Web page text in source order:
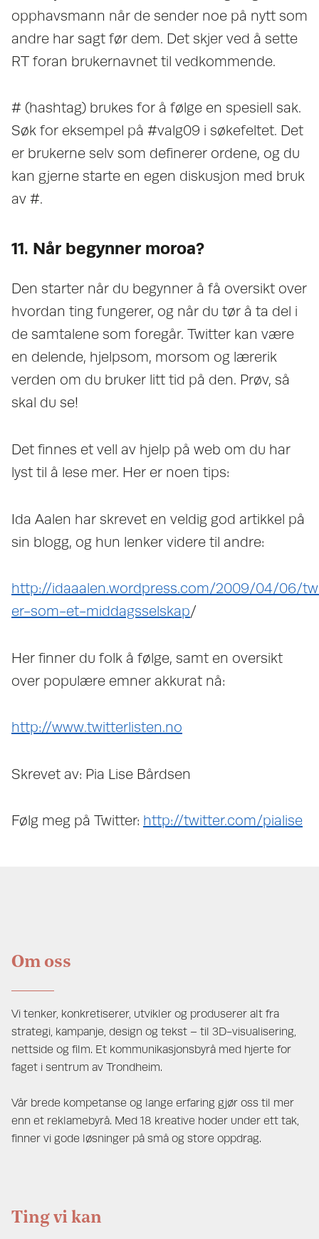
opphavsmann når de sender noe på nytt som
andre har sagt før dem. Det skjer ved å sette
RT foran brukernavnet til vedkommende.
# (hashtag) brukes for å følge en spesiell sak.
Søk for eksempel på #valg09 i søkefeltet. Det
er brukerne selv som definerer ordene, og du
kan gjerne starte en egen diskusjon med bruk
av #.
11. Når begynner moroa?
Den starter når du begynner å få oversikt over
hvordan ting fungerer, og når du tør å ta del i
de samtalene som foregår. Twitter kan være
en delende, hjelpsom, morsom og lærerik
verden om du bruker litt tid på den. Prøv, så
skal du se!
Det finnes et vell av hjelp på web om du har
lyst til å lese mer. Her er noen tips:
Ida Aalen har skrevet en veldig god artikkel på
sin blogg, og hun lenker videre til andre:
http://idaaalen.wordpress.com/2009/04/06/
er-som-et-middagsselskap/
Her finner du folk å følge, samt en oversikt
over populære emner akkurat nå:
http://www.twitterlisten.no
Skrevet av: Pia Lise Bårdsen
Følg meg på Twitter: http://twitter.com/pialise
Om oss
Vi tenker, konkretiserer, utvikler og produserer alt fra
strategi, kampanje, design og tekst – til 3D-visualisering,
nettside og film. Et kommunikasjonsbyrå med hjerte for
faget i sentrum av Trondheim.
Vår brede kompetanse og lange erfaring gjør oss til mer
enn et reklamebyrå. Med 18 kreative hoder under ett tak,
finner vi gode løsninger på små og store oppdrag.
Ting vi kan